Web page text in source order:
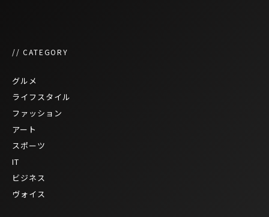
// CATEGORY
グルメ
ライフスタイル
ファッション
アート
スポーツ
IT
ビジネス
ヴォイス